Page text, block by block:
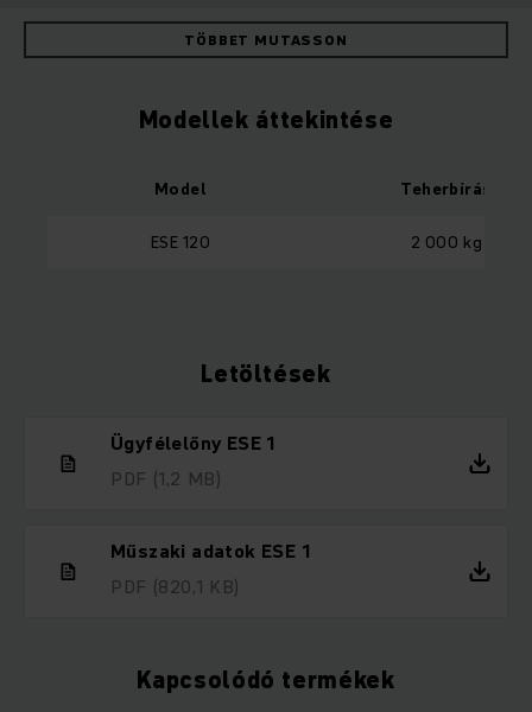
TÖBBET MUTASSON
Modellek áttekintése
Model Teherbírás
ESE 120 2 000 kg
Letöltések
Ügyfélelőny ESE 1
PDF (1,2 MB)
Műszaki adatok ESE 1
PDF (820,1 KB)
Kapcsolódó termékek